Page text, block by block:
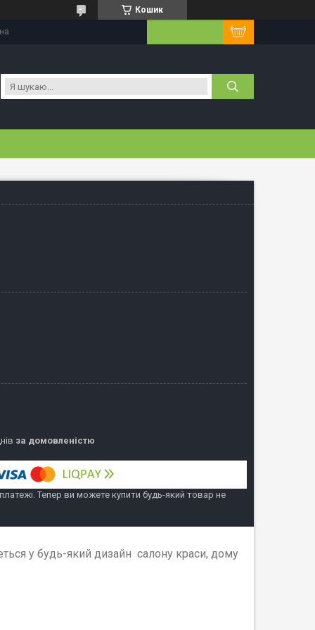
Кошик
за домовленістю
Тепер ви можете купити будь-який товар не
у будь-який дизайн салону краси, дому